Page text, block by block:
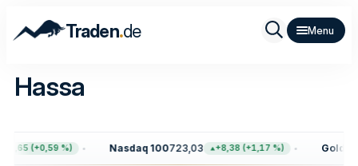
Traden.de
Hassa
(+0,59 %) Nasdaq 100723,03 +8,38 (+1,17 %) Gold